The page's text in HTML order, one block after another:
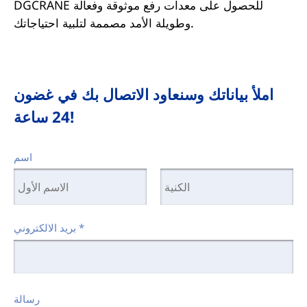
DGCRANE للحصول على معدات رفع موثوقة وفعالة
وطويلة الأمد مصممة لتلبية احتياجاتك.
املأ بياناتك وسنعاود الاتصال بك في غضون
24 ساعة!
اسم
*
رسالة